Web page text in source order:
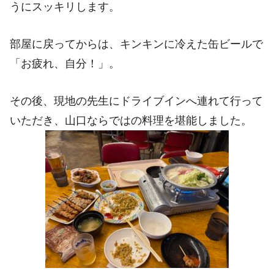
うにスッキリします。
部屋に戻ってからは、キンキンに冷えた缶ビールで
「お疲れ、自分！」。
その後、現地の先生にドライブインへ連れて行って
いただき、山口ならではの料理を堪能しました。